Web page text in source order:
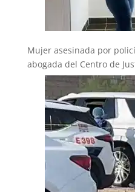
Mujer asesinada por
abogada del Centro de